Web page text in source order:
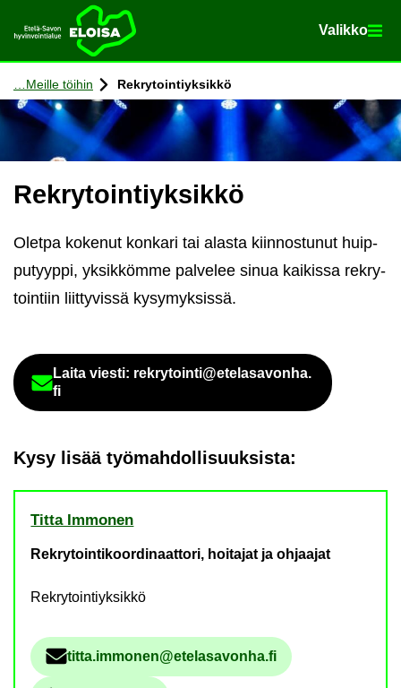
Etusi­vu Va­lik­ko
Va­lik­ko
Siir­ry si­säl­töön
Meil­le töi­hin Rek­ry­toin­tiyk­sik­kö
Rek­ry­toin­tiyk­sik­kö
Olet­pa ko­ke­nut kon­ka­ri tai alas­ta kiin­nos­tu­nut huip­
pu­tyyp­pi, yk­sik­köm­me pal­ve­lee sinua kai­kis­sa rek­ry­
toin­tiin liit­ty­vis­sä ky­sy­myk­sis­sä.
Laita vies­ti: rek­ry­toin­ti@ete­la­sa­von­ha.
fi
Kysy lisää työ­mah­dol­li­suuk­sis­ta:
Titta Im­mo­nen
Rekrytointikoordinaattori, hoitajat ja ohjaajat
Rekrytointiyksikkö
Säh­kö­pos­tio­soi­te
titta.im­mo­nen@ete­la­sa­von­ha.fi